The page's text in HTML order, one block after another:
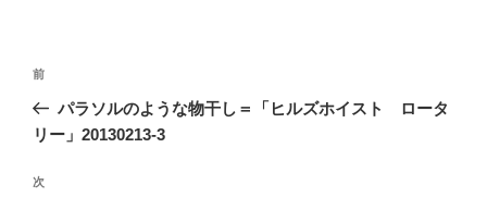
投
ナ
ゲ
前
の
投
前
パラソルのような物干し＝「ヒルズホイスト ロータ
リー」20130213-3
次
次